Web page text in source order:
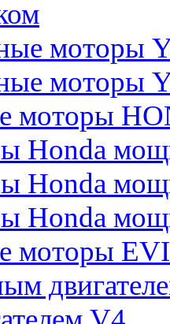
моторы
моторы
моторы
Honda
Honda
Honda
моторы